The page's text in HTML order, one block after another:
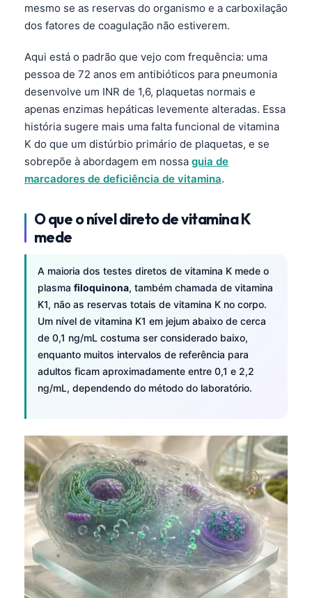
mesmo se as reservas do organismo e a carboxilação
dos fatores de coagulação não estiverem.
Aqui está o padrão que vejo com frequência: uma
pessoa de 72 anos em antibióticos para pneumonia
desenvolve um INR de 1,6, plaquetas normais e
apenas enzimas hepáticas levemente alteradas. Essa
história sugere mais uma falta funcional de vitamina
K do que um distúrbio primário de plaquetas, e se
sobrepõe à abordagem em nossa guia de
marcadores de deficiência de vitamina.
O que o nível direto de vitamina K
mede
A maioria dos testes diretos de vitamina K mede o
plasma filoquinona, também chamada de vitamina
K1, não as reservas totais de vitamina K no corpo.
Um nível de vitamina K1 em jejum abaixo de cerca
de 0,1 ng/mL costuma ser considerado baixo,
enquanto muitos intervalos de referência para
adultos ficam aproximadamente entre 0,1 e 2,2
ng/mL, dependendo do método do laboratório.